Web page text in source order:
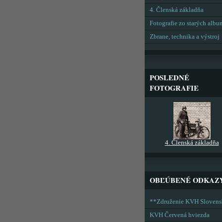
4. Členská základňa
Fotografie zo starých
Zbrane, technika a výstroj
POSLEDNÉ
FOTOGRAFIE
4. Členská základňa
OBĽÚBENÉ
**Združenie KVH
KVH Červená hviezda